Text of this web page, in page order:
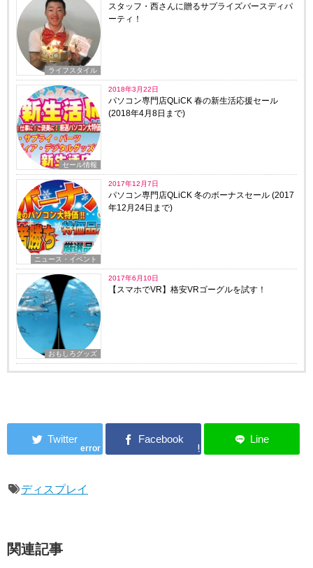
ライフスタイル
スタッフ・西さんに贈るサプライズバースディパ
ーティ！
セール情報
2018年3月22日
パソコン専門店QLiCK 春の新生活応援セール
(2018年4月8日まで)
ニュース・イベント
2017年12月7日
パソコン専門店QLiCK 冬のボーナスセール (2017
年12月24日まで)
おもしろグッズ
2017年6月10日
【スマホでVR】格安VRゴーグルを試す！
error
ディスプレイ
関連記事